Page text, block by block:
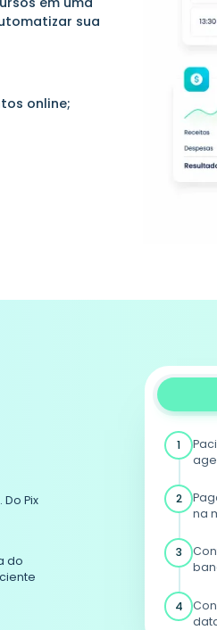
sua
online;
Pix
do
1
2
na
3
4